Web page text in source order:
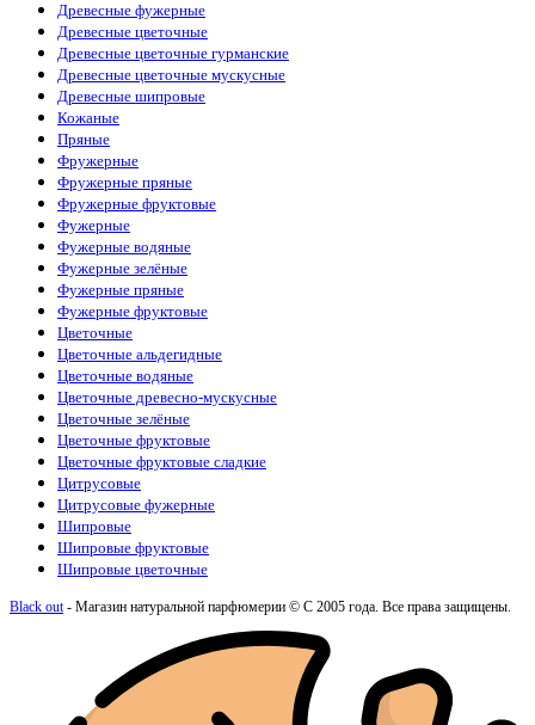
Древесные фужерные
Древесные цветочные
Древесные цветочные гурманские
Древесные цветочные мускусные
Древесные шипровые
Кожаные
Пряные
Фружерные
Фружерные пряные
Фружерные фруктовые
Фужерные
Фужерные водяные
Фужерные зелёные
Фужерные пряные
Фужерные фруктовые
Цветочные
Цветочные альдегидные
Цветочные водяные
Цветочные древесно-мускусные
Цветочные зелёные
Цветочные фруктовые
Цветочные фруктовые сладкие
Цитрусовые
Цитрусовые фужерные
Шипровые
Шипровые фруктовые
Шипровые цветочные
Black out- Магазин натуральной парфюмерии © С 2005 года. Все права защищены.